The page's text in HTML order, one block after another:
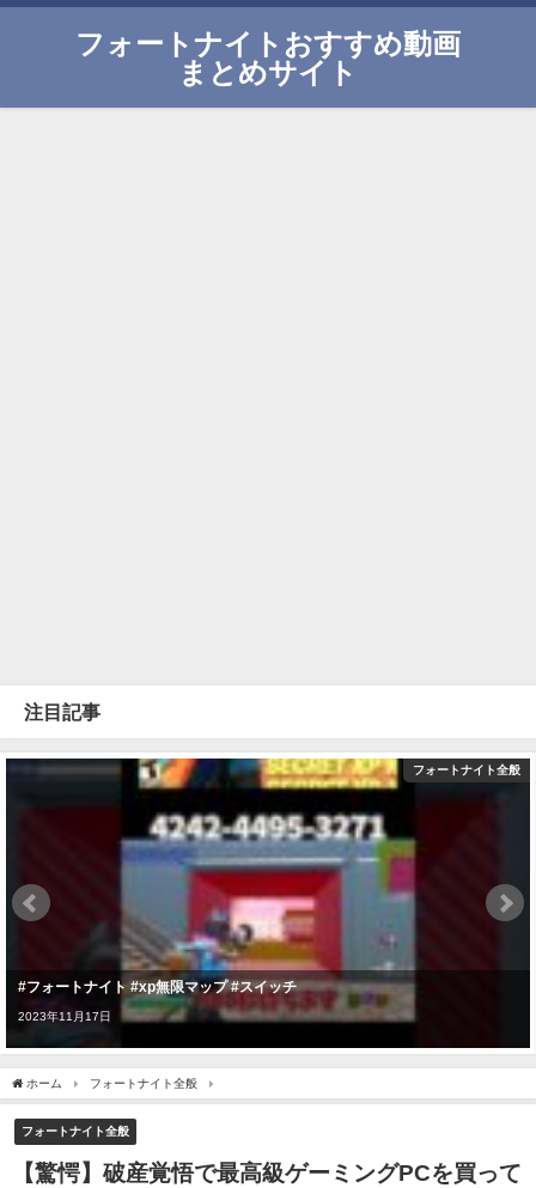
フォートナイトおすすめ動画
まとめサイト
注目記事
フォートナイト全般
#フォートナイト #xp無限マップ #スイッチ
2023年11月17日
ホーム フォートナイト全般
フォートナイト全般
【驚愕】破産覚悟で最高級ゲーミングPCを買って